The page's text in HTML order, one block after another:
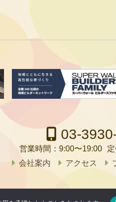
03-
営業時間： 9:00〜19:00 定
会社案内
アクセス